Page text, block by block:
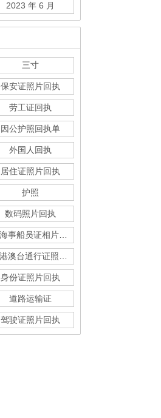
2023 年 6 月
三寸
保安证照片回执
劳工证回执
因公护照回执单
外国人回执
居住证照片回执
护照
数码照片回执
海事船员证相片采集
身份证照片回执
道路运输证
驾驶证照片回执